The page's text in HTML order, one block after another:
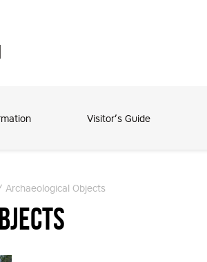
Visitor’s Guide
Archaeological Objects